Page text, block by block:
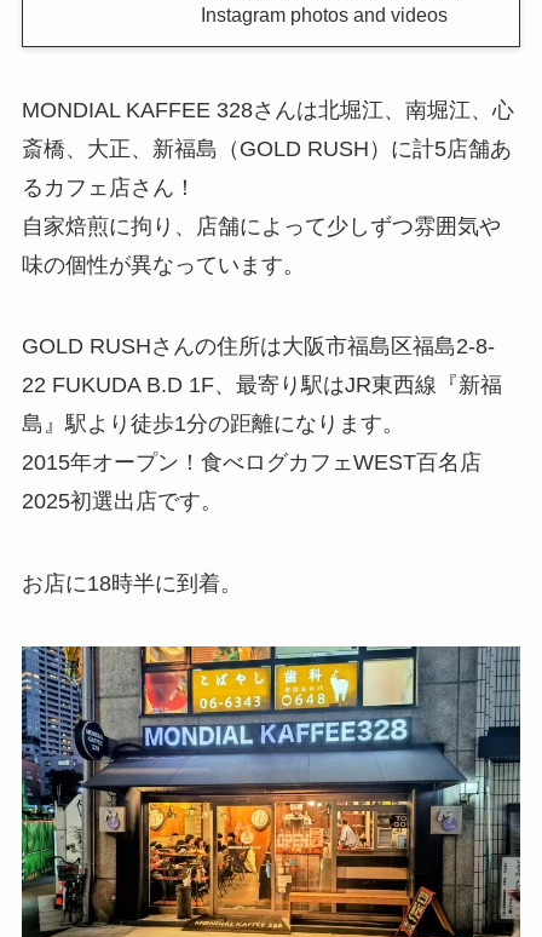
Instagram photos and videos
MONDIAL KAFFEE 328さんは北堀江、南堀江、心
斎橋、大正、新福島（GOLD RUSH）に計5店舗あ
るカフェ店さん！
自家焙煎に拘り、店舗によって少しずつ雰囲気や
味の個性が異なっています。
GOLD RUSHさんの住所は大阪市福島区福島2-8-
22 FUKUDA B.D 1F、最寄り駅はJR東西線『新福
島』駅より徒歩1分の距離になります。
2015年オープン！食べログカフェWEST百名店
2025初選出店です。
お店に18時半に到着。